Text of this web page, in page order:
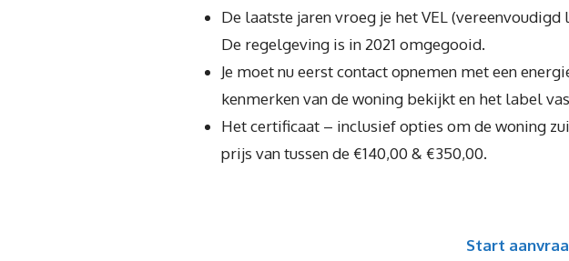
De laatste jaren vroeg je het VEL
De regelgeving is in 2021 omgegooid.
Je moet nu eerst contact opnemen met een
kenmerken van de woning bekijkt en het label
Het certificaat – inclusief opties om de woning
prijs van tussen de €140,00 & €350,00.
Start